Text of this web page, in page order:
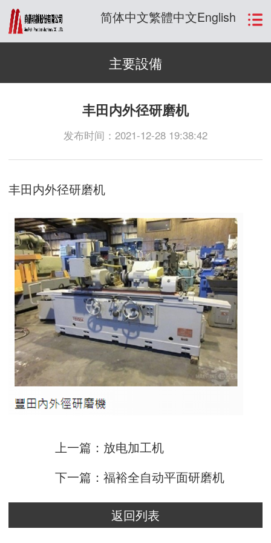
简体中文繁體中文English
主要設備
丰田内外径研磨机
发布时间：2021-12-28 19:38:42
丰田内外径研磨机
上一篇：放电加工机
下一篇：福裕全自动平面研磨机
返回列表